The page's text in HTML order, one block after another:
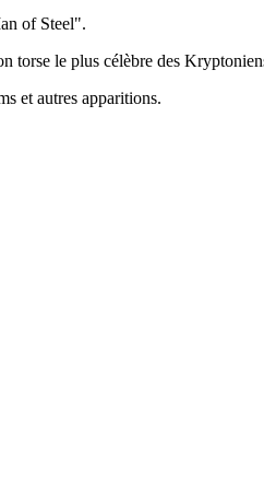
of Steel".
torse le plus célèbre des
et autres apparitions.